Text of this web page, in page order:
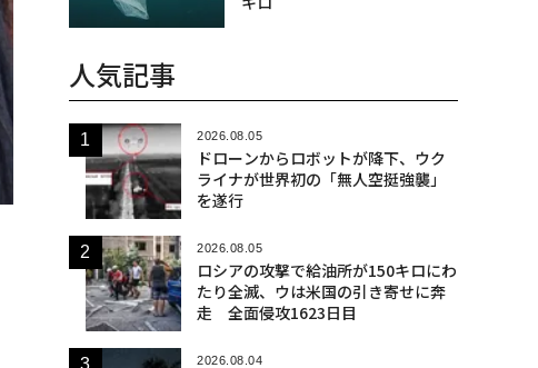
人気記事
2026.08.05
ドローンからロボットが降下、ウク
ライナが世界初の「無人空挺強襲」
を遂行
2026.08.05
ロシアの攻撃で給油所が150キロにわ
たり全滅、ウは米国の引き寄せに奔
走 全面侵攻1623日目
2026.08.04